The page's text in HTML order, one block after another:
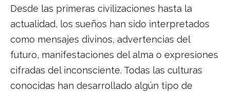
Desde las primeras civilizaciones hasta la
actualidad, los sueños han sido interpretados
como mensajes divinos, advertencias del
futuro, manifestaciones del alma o expresiones
cifradas del inconsciente. Todas las culturas
conocidas han desarrollado algún tipo de